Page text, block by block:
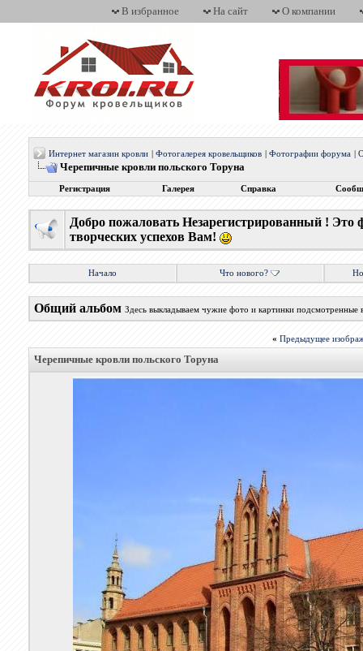
В избранное На сайт О компании
Интернет магазин кровли Фотогалерея кровельщиков Фотографии форума
Черепичные кровли польского Торуна
Регистрация Галерея Справка
Добро пожаловать Незарегистрированный !
творческих успехов Вам!
Начало Что нового?
Общий альбом Здесь выкладываем чужие фото и картинки подсмотренные
« Предыдущее
Черепичные кровли польского Торуна